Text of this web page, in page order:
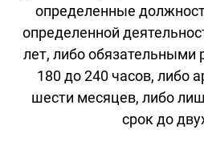
определенные
определенной
лет, либо обязательными
180 до 240 часов, либо
шести месяцев, либо
срок до